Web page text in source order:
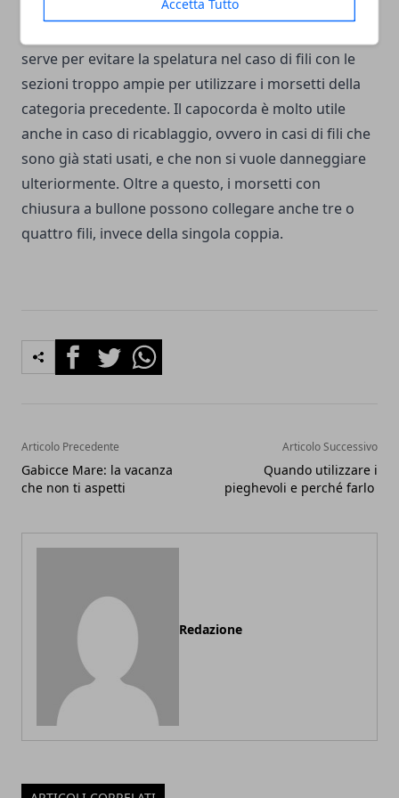
componenti sono pensate per funzionare con un
serve per evitare la spelatura nel caso di fili con le
sezioni troppo ampie per utilizzare i morsetti della
categoria precedente. Il capocorda è molto utile
anche in caso di ricablaggio, ovvero in casi di fili che
sono già stati usati, e che non si vuole danneggiare
ulteriormente. Oltre a questo, i morsetti con
chiusura a bullone possono collegare anche tre o
quattro fili, invece della singola coppia.
FacebookTwitterWhatsapp
Articolo Precedente
Gabicce Mare: la vacanza
che non ti aspetti
Articolo Successivo
Quando utilizzare i
pieghevoli e perché farlo
Redazione